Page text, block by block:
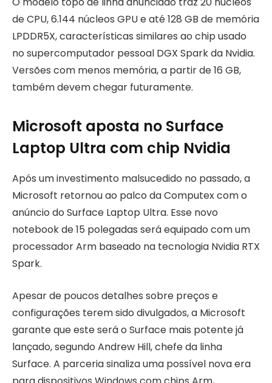
de CPU, 6.144 núcleos GPU e até 128 GB de memória
LPDDR5X, características similares ao chip usado
no supercomputador pessoal DGX Spark da Nvidia.
Versões com menos memória, a partir de 16 GB,
também devem chegar futuramente.
Microsoft aposta no Surface
Laptop Ultra com chip Nvidia
Após um investimento malsucedido no passado, a
Microsoft retornou ao palco da Computex com o
anúncio do Surface Laptop Ultra. Esse novo
notebook de 15 polegadas será equipado com um
processador Arm baseado na tecnologia Nvidia RTX
Spark.
Apesar de poucos detalhes sobre preços e
configurações terem sido divulgados, a Microsoft
garante que este será o Surface mais potente já
lançado, segundo Andrew Hill, chefe da linha
Surface. A parceria sinaliza uma possível nova era